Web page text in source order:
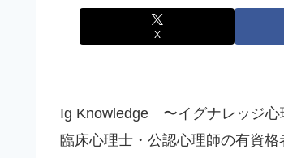
X
Ig Knowledge 〜イグナレッジ心
臨床心理士・公認心理師の有資